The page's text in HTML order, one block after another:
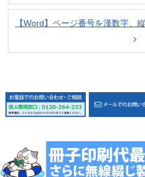
【Word】ページ番号を漢数字、